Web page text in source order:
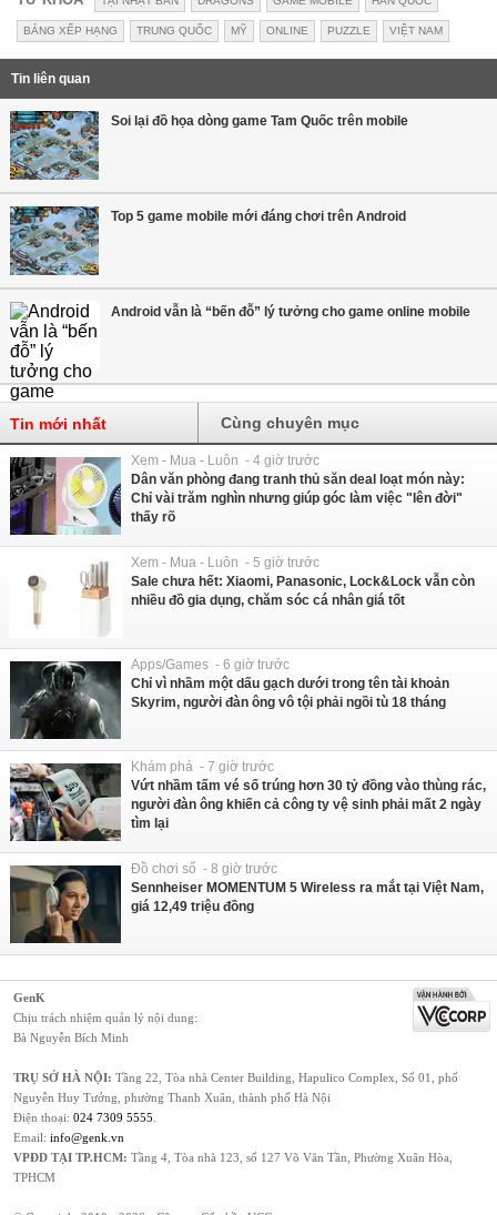
BẢNG XẾP HẠNG TRUNG QUỐC MỸ ONLINE PUZZLE VIỆT NAM
Tin liên quan
Soi lại đồ họa dòng game Tam Quốc trên mobile
Top 5 game mobile mới đáng chơi trên Android
Android vẫn là “bến đỗ” lý tưởng cho game online mobile
Tin mới nhất Cùng chuyên mục
Xem - Mua - Luôn - 4 giờ trước
Dân văn phòng đang tranh thủ săn deal loạt món này:
Chỉ vài trăm nghìn nhưng giúp góc làm việc "lên đời"
thấy rõ
Xem - Mua - Luôn - 5 giờ trước
Sale chưa hết: Xiaomi, Panasonic, Lock&Lock vẫn còn
nhiều đồ gia dụng, chăm sóc cá nhân giá tốt
Apps/Games - 6 giờ trước
Chỉ vì nhầm một dấu gạch dưới trong tên tài khoản
Skyrim, người đàn ông vô tội phải ngồi tù 18 tháng
Khám phá - 7 giờ trước
Vứt nhầm tấm vé số trúng hơn 30 tỷ đồng vào thùng rác,
người đàn ông khiến cả công ty vệ sinh phải mất 2 ngày
tìm lại
Đồ chơi số - 8 giờ trước
Sennheiser MOMENTUM 5 Wireless ra mắt tại Việt Nam,
giá 12,49 triệu đồng
GenK
Chịu trách nhiệm quản lý nội dung:
Bà Nguyễn Bích Minh
TRỤ SỞ HÀ NỘI: Tầng 22, Tòa nhà Center Building, Hapulico Complex, Số 01, phố
Nguyễn Huy Tưởng, phường Thanh Xuân, thành phố Hà Nội
Điện thoại: 024 7309 5555
Email: info@genk.vn
VPĐD TẠI TP.HCM: Tầng 4, Tòa nhà 123, số 127 Võ Văn Tần, Phường Xuân Hòa,
TPHCM